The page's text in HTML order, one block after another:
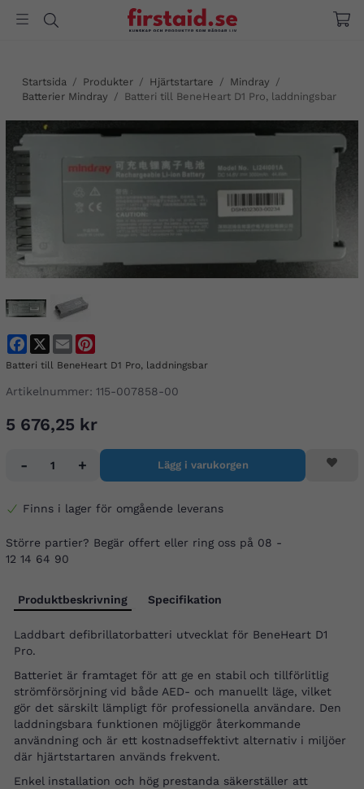
Startsida / Produkter / Hjärtstartare / Mindray /
Batterier Mindray / Batteri till BeneHeart D1 Pro, laddningsbar
FacebookEmail
Batteri till BeneHeart D1 Pro, laddningsbar
Artikelnummer: 115-007858-00
5 676,25 kr
- + Lägg i varukorgen
Finns i lager för omgående leverans
Större partier? Begär offert eller ring oss på 08 -
12 14 64 90
Produktbeskrivning Specifikation
Laddbart defibrillatorbatteri utvecklat för BeneHeart D1
Pro.
Batteriet är framtaget för att ge en stabil och tillförlitlig
strömförsörjning vid både AED- och manuellt läge, vilket
gör det särskilt lämpligt för professionella användare. Den
laddningsbara funktionen möjliggör återkommande
användning och är ett kostnadseffektivt alternativ i miljöer
där hjärtstartaren används frekvent.
Enkel installation och hög prestanda säkerställer att